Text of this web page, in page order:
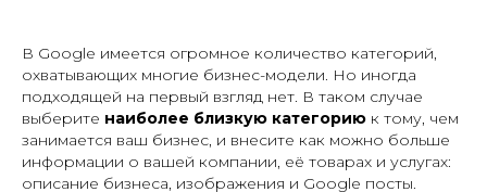
В Google имеется огромное количество категорий,
охватывающих многие бизнес-модели. Но иногда
подходящей на первый взгляд нет. В таком случае
выберите наиболее близкую категорию к тому, чем
занимается ваш бизнес, и внесите как можно больше
информации о вашей компании, её товарах и услугах:
описание бизнеса, изображения и Google посты.